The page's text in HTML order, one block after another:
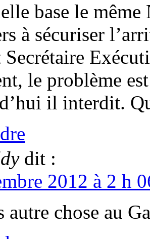
base le
à sécuriser
Secrétaire
le problème
il interdit.
dit :
2012 à 2 h
autre chose au